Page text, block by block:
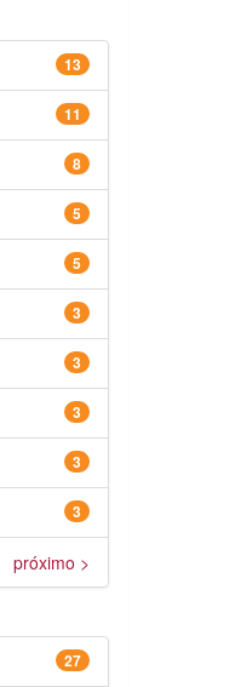
13
11
8
5
5
3
3
3
3
3
próximo >
27